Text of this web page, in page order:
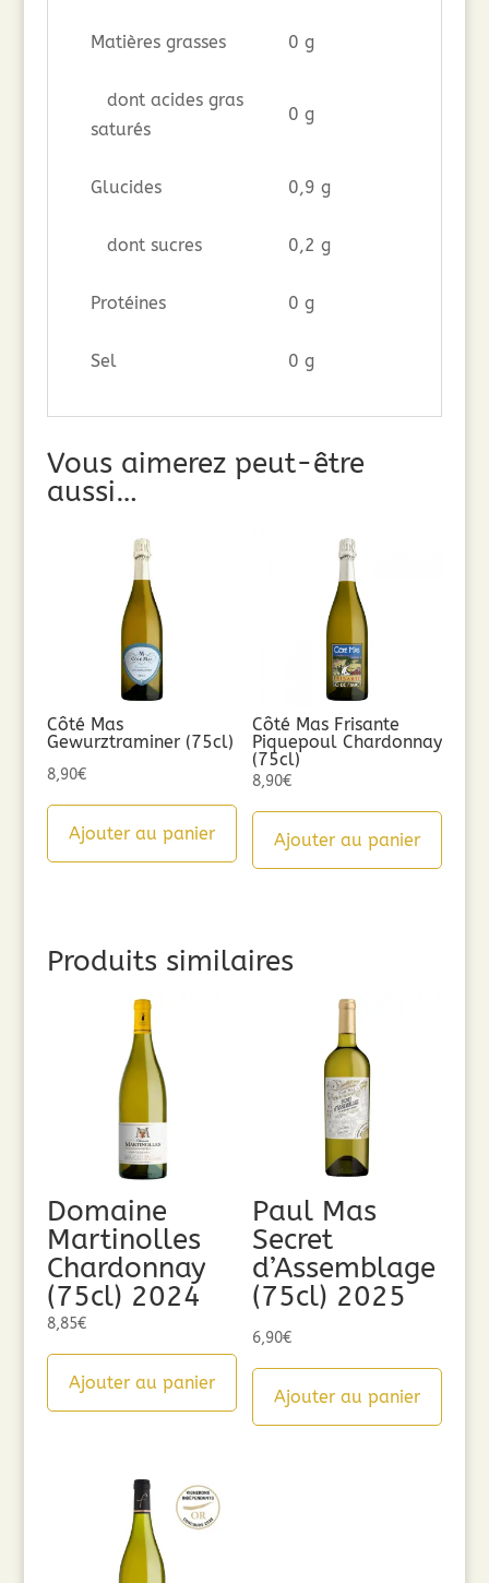
Matières grasses 0 g
dont acides gras
saturés
0 g
Glucides 0,9 g
dont sucres 0,2 g
Protéines 0 g
Sel 0 g
Vous aimerez peut-être
aussi…
Côté Mas
Gewurztraminer (75cl)
8,90€
Ajouter au panier
Côté Mas Frisante
Piquepoul Chardonnay
(75cl)
8,90€
Ajouter au panier
Produits similaires
Domaine
Martinolles
Chardonnay
(75cl) 2024
8,85€
Ajouter au panier
Paul Mas
Secret
d’Assemblage
(75cl) 2025
6,90€
Ajouter au panier